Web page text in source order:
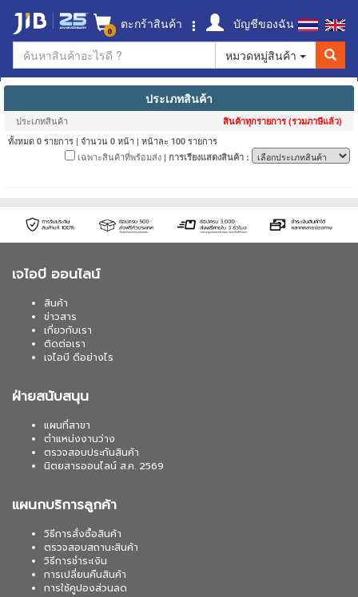
0 ตะกร้าสินค้า
บัญชีของฉัน
หมวดหมู่สินค้า
ประเภทสินค้า
ประเภทสินค้า สินค้าทุกรายการ (รวมภาษีแล้ว)
ทั้งหมด 0 รายการ | จำนวน 0 หน้า | หน้าละ 100 รายการ
เฉพาะสินค้าที่พร้อมส่ง | การเรียงแสดงสินค้า :
เจไอบี ออนไลน์
สินค้า
ข่าวสาร
เกี่ยวกับเรา
ติดต่อเรา
เจไอบี ดีอย่างไร
ฝ่ายสนับสนุน
แผนที่สาขา
ตำแหน่งงานว่าง
ตรวจสอบประกันสินค้า
นิตยสารออนไลน์ ส.ค. 2569
แผนกบริการลูกค้า
วิธีการสั่งซื้อสินค้า
ตรวจสอบสถานะสินค้า
วิธีการชำระเงิน
การเปลี่ยนคืนสินค้า
การใช้คูปองส่วนลด